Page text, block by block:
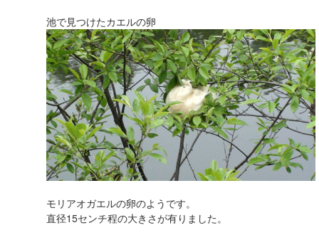
池で見つけたカエルの卵
モリアオガエルの卵のようです。
直径15センチ程の大きさが有りました。